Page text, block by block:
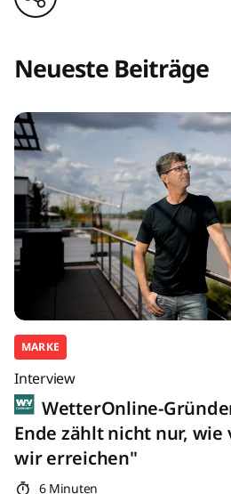
Neueste Beiträge
MARKE
Interview
WetterOnline-
Ende zählt nicht nur, wie
wir erreichen"
6 Minuten